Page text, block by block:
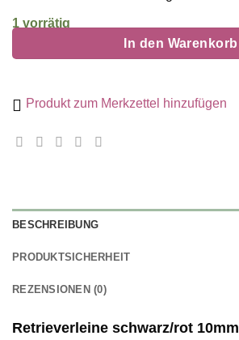
1 vorrätig
In den Warenkorb
Produkt zum Merkzettel hinzufügen
BESCHREIBUNG
PRODUKTSICHERHEIT
REZENSIONEN (0)
Retrieverleine schwarz/rot 10mm